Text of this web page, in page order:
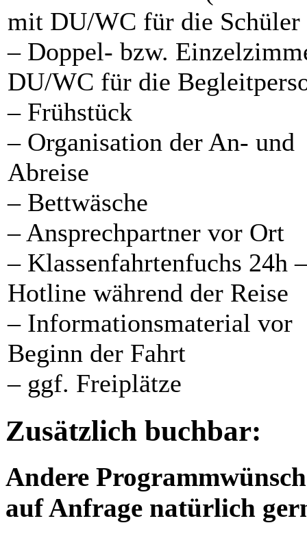
mit DU/WC für die Schüler
– Doppel- bzw.
DU/WC für die
– Frühstück
– Organisation der An- und
Abreise
– Bettwäsche
– Ansprechpartner vor Ort
– Klassenfahrtenfuchs 24h –
Hotline während der Reise
– Informationsmaterial vor
Beginn der Fahrt
– ggf. Freiplätze
Zusätzlich buchbar:
Andere
auf Anfrage natürlich